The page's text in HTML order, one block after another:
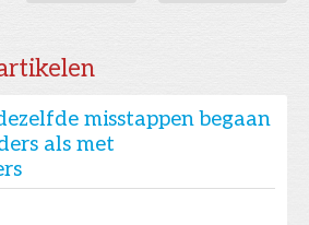
misstappen begaan
als met